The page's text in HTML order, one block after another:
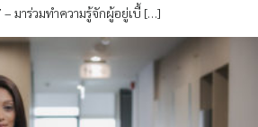
มาร่วมทำความรู้จักผู้อยู่เบื้ […]